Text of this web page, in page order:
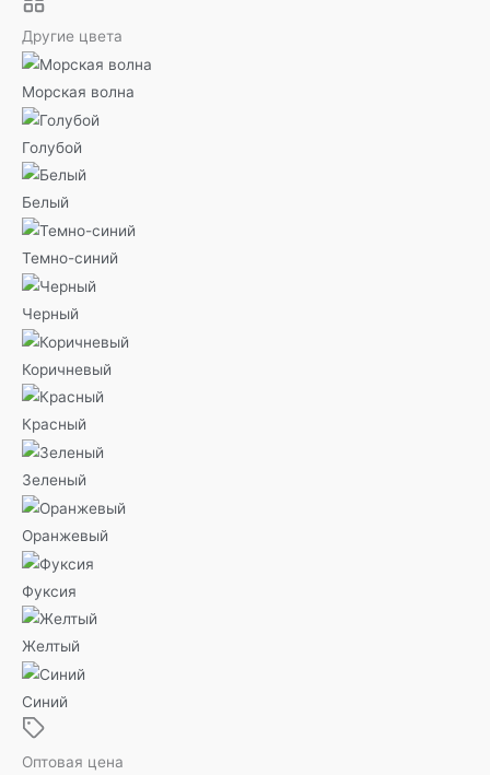
Другие цвета
Морская волна
Голубой
Белый
Темно-синий
Черный
Коричневый
Красный
Зеленый
Оранжевый
Фуксия
Желтый
Синий
Оптовая цена